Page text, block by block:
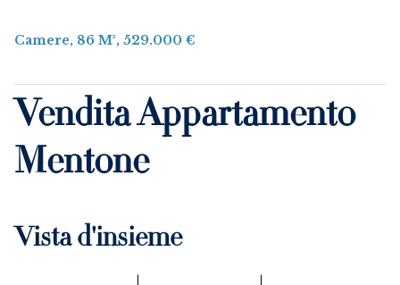
Camere, 86 M², 529.000 €
Vendita Appartamento
Mentone
Vista d'insieme